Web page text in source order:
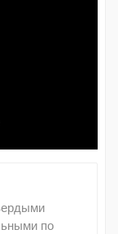
по